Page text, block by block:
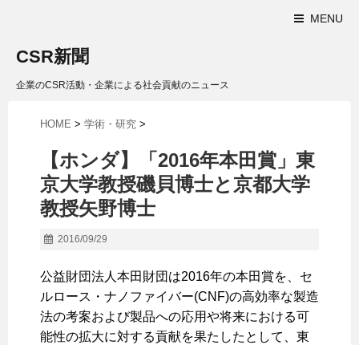
MENU
CSR新聞
企業のCSR活動・企業による社会貢献のニュース
HOME > 学術・研究 >
【ホンダ】「2016年本田賞」東
京大学教授磯貝博士と京都大学
教授矢野博士
2016/09/29
公益財団法人本田財団は2016年の本田賞を、セ
ルロース・ナノファイバー(CNF)の高効率な製造
法の考案および製品への応用や将来における可
能性の拡大に対する貢献を果たしたとして、東